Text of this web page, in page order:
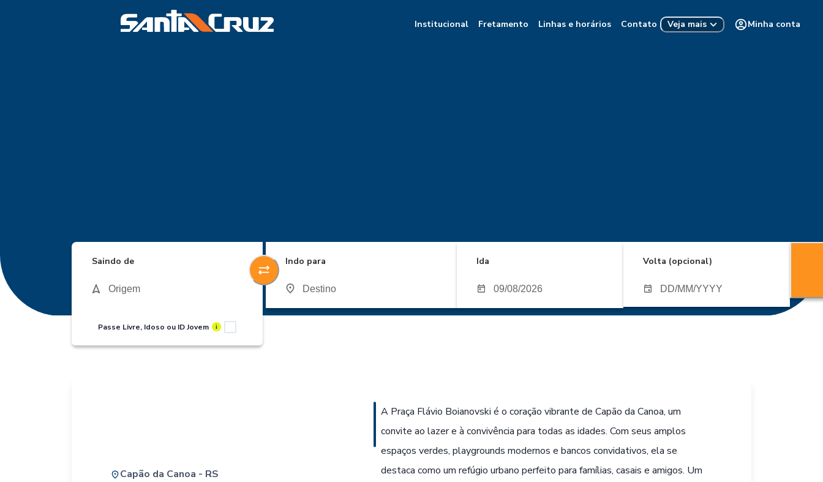
Institucional Fretamento Linhas e horários Contato Veja mais Minha conta
Saindo de
Passe Livre, Idoso ou ID Jovem i
Indo para Ida Volta (opcional)
Capão da Canoa - RS
A Praça Flávio Boianovski é o coração vibrante de Capão da Canoa, um
convite ao lazer e à convivência para todas as idades. Com seus amplos
espaços verdes, playgrounds modernos e bancos convidativos, ela se
destaca como um refúgio urbano perfeito para famílias, casais e amigos. Um